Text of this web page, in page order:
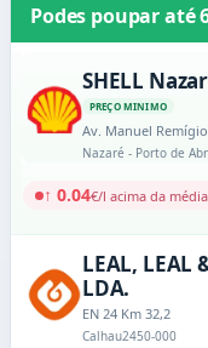
Podes poupar até
SHELL
PREÇO MINIMO
Nazaré - Porto de
↑ 0.04€/l acima da média
LEAL, LEAL
LDA.
EN 24 Km 32,2
Calhau2450-000